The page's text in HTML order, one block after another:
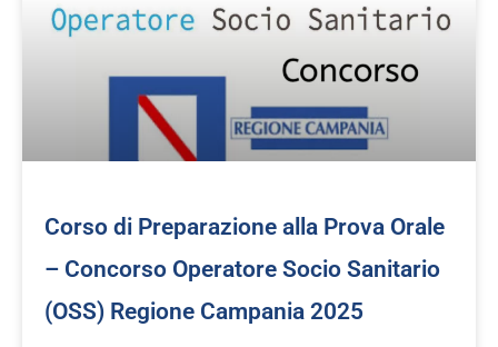
Corso di Preparazione alla Prova Orale
– Concorso Operatore Socio Sanitario
(OSS) Regione Campania 2025